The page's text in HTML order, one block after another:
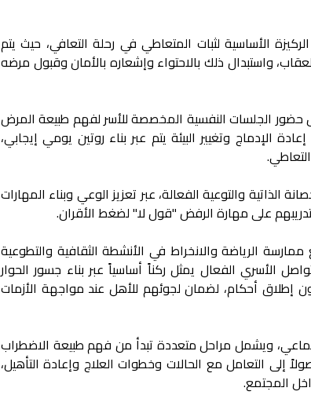
الأساسية لثبات المتعاطي في رحلة التعافي، حيث يتم
واستبدال ذلك بالاحتواء وإشعاره بالأمان وقبول مرضه
حضور الجلسات النفسية المخصصة للأسر لفهم طبيعة المرض
وتغيير البيئة يتم عبر بناء روتين يومي إيجابي،
الذاتية والتوعية الفعالة، عبر تعزيز الوعي وبناء المهارات
على مهارة الرفض "قول لا" لضغط الأقران.
الرياضة والانخراط في الأنشطة الثقافية والتطوعية
الأسري الفعال يمثل ركناً أساسياً عبر بناء جسور الحوار
إطلاق أحكام، لضمان لجوئهم للأهل عند مواجهة الأزمات
ويشمل مراحل متعددة تبدأ من فهم طبيعة الاضطراب
إلى التعامل مع الحالات وخطوات العلاج وإعادة التأهيل،
المجتمع.